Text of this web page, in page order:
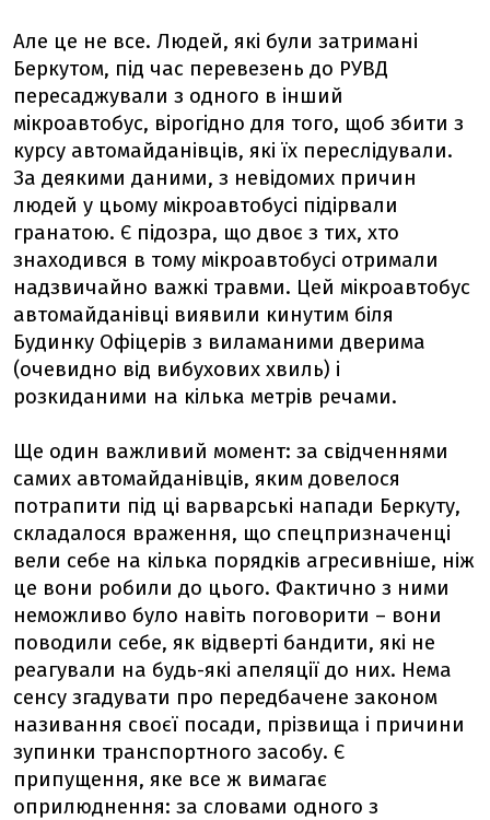
Але це не все. Людей, які були затримані
Беркутом, під час перевезень до РУВД
пересаджували з одного в інший
мікроавтобус, вірогідно для того, щоб збити з
курсу автомайданівців, які їх переслідували.
За деякими даними, з невідомих причин
людей у цьому мікроавтобусі підірвали
гранатою. Є підозра, що двоє з тих, хто
знаходився в тому мікроавтобусі отримали
надзвичайно важкі травми. Цей мікроавтобус
автомайданівці виявили кинутим біля
Будинку Офіцерів з виламаними дверима
(очевидно від вибухових хвиль) і
розкиданими на кілька метрів речами.
Ще один важливий момент: за свідченнями
самих автомайданівців, яким довелося
потрапити під ці варварські напади Беркуту,
складалося враження, що спецпризначенці
вели себе на кілька порядків агресивніше, ніж
це вони робили до цього. Фактично з ними
неможливо було навіть поговорити – вони
поводили себе, як відверті бандити, які не
реагували на будь-які апеляції до них. Нема
сенсу згадувати про передбачене законом
називання своєї посади, прізвища і причини
зупинки транспортного засобу. Є
припущення, яке все ж вимагає
оприлюднення: за словами одного з